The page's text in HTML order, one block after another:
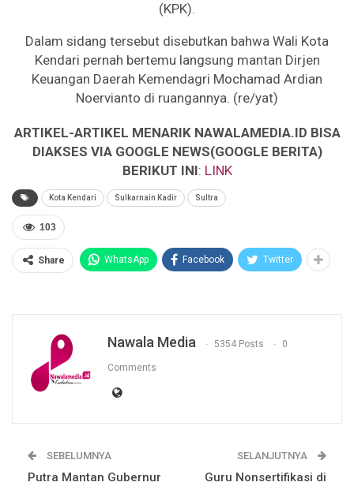
(KPK).
Dalam sidang tersebut disebutkan bahwa Wali Kota
Kendari pernah bertemu langsung mantan Dirjen
Keuangan Daerah Kemendagri Mochamad Ardian
Noervianto di ruangannya. (re/yat)
ARTIKEL-ARTIKEL MENARIK NAWALAMEDIA.ID BISA
DIAKSES VIA GOOGLE NEWS(GOOGLE BERITA)
BERIKUT INI: LINK
Kota Kendari Sulkarnain Kadir Sultra
103
Share WhatsApp Facebook Twitter
Nawala Media 5354 Posts 0
Comments
SEBELUMNYA
Putra Mantan Gubernur
SELANJUTNYA
Guru Nonsertifikasi di